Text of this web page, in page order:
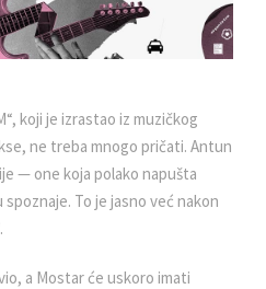
koji je izrastao iz muzičkog
ne treba mnogo pričati. Antun
— one koja polako napušta
To je jasno već nakon
a Mostar će uskoro imati